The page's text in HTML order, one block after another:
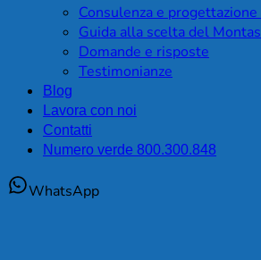
Consulenza e
Guida alla scelta del
Domande e risposte
Testimonianze
Blog
Lavora con noi
Contatti
Numero verde 800.300.848
WhatsApp